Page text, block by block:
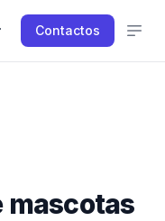
Contactos
mascotas